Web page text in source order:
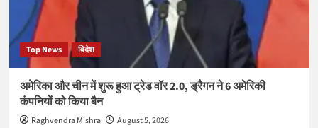
Top News विदेश
अमेरिका और चीन में शुरू हुआ ट्रेड वॉर 2.0, ड्रैगन ने 6 अमेरिकी
कंपनियों को किया बैन
Raghvendra Mishra
August 5, 2026